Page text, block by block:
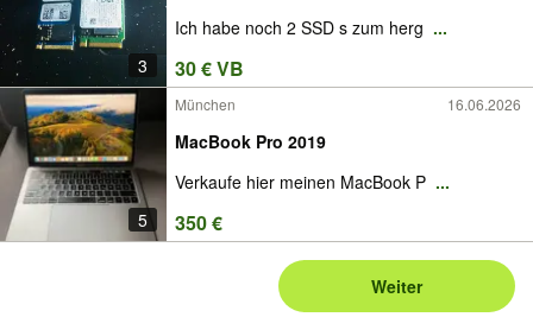
3
Ich habe noch 2 SSD s zum herg ...
30 € VB
5
München 16.06.2026
MacBook Pro 2019
Verkaufe hier meinen MacBook P ...
350 €
Weiter